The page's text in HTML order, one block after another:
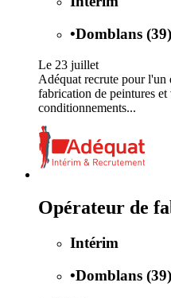
•Domblans (39)
Le 23 juillet
Adéquat recrute pour l'un
fabrication de peintures
conditionnements...
Opérateur de
Intérim
•Domblans (39)